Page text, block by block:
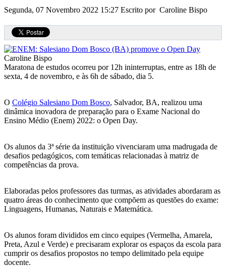
Segunda, 07 Novembro 2022 15:27 Escrito por Caroline Bispo
Caroline Bispo
Maratona de estudos ocorreu por 12h ininterruptas, entre as 18h de
sexta, 4 de novembro, e às 6h de sábado, dia 5.
O Colégio Salesiano Dom Bosco, Salvador, BA, realizou uma
dinâmica inovadora de preparação para o Exame Nacional do
Ensino Médio (Enem) 2022: o Open Day.
Os alunos da 3ª série da instituição vivenciaram uma madrugada de
desafios pedagógicos, com temáticas relacionadas à matriz de
competências da prova.
Elaboradas pelos professores das turmas, as atividades abordaram as
quatro áreas do conhecimento que compõem as questões do exame:
Linguagens, Humanas, Naturais e Matemática.
Os alunos foram divididos em cinco equipes (Vermelha, Amarela,
Preta, Azul e Verde) e precisaram explorar os espaços da escola para
cumprir os desafios propostos no tempo delimitado pela equipe
docente.